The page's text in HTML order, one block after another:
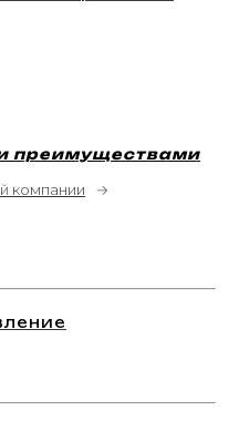
преимуществами
компании →